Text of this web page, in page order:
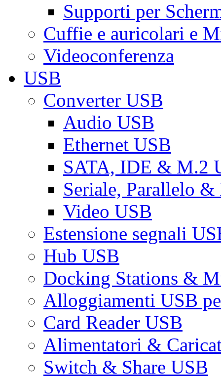
Supporti per
Cuffie e auricolari e
Videoconferenza
USB
Converter USB
Audio USB
Ethernet USB
SATA, IDE & M.2
Seriale, Parallelo &
Video USB
Estensione segnali
Hub USB
Docking Stations &
Alloggiamenti USB
Card Reader USB
Alimentatori &
Switch & Share USB